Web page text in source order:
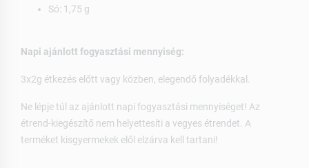
Só: 1,75 g
Napi ajánlott fogyasztási mennyiség:
3x2g étkezés előtt vagy közben, elegendő folyadékkal.
Ne lépje túl az ajánlott napi fogyasztási mennyiséget! Az
étrend-kiegészítő nem helyettesíti a vegyes étrendet. A
terméket kisgyermekek elől elzárva kell tartani!